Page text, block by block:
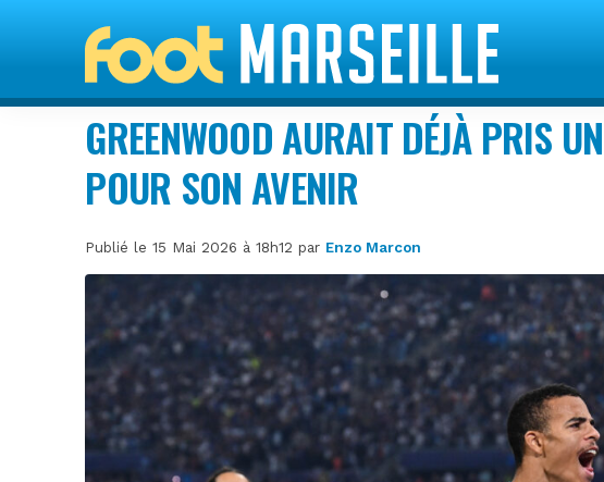
GREENWOOD AURAIT DÉJÀ PRIS
POUR SON AVENIR
Publié le 15 Mai 2026 à 18h12 par Enzo Marcon